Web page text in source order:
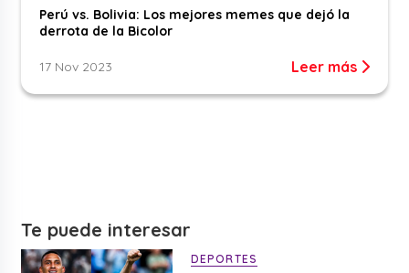
Perú vs. Bolivia: Los mejores memes que dejó la
derrota de la Bicolor
17 Nov 2023 Leer más
Te puede interesar
DEPORTES